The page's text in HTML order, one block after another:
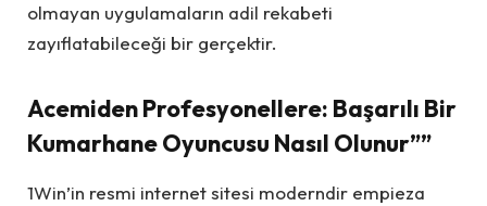
olmayan uygulamaların adil rekabeti
zayıflatabileceği bir gerçektir.
Acemiden Profesyonellere: Başarılı Bir
Kumarhane Oyuncusu Nasıl Olunur””
1Win’in resmi internet sitesi moderndir empieza